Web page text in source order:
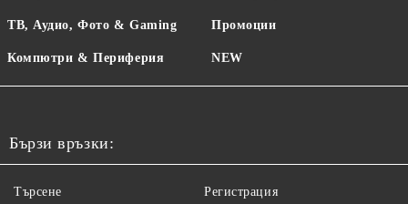
ТВ, Аудио, Фото & Gaming
Компютри & Периферия
Промоции
NEW
Бързи връзки:
Търсене Регистрация